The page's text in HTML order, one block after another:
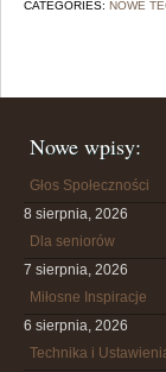
CATEGORIES: NOWE
Nowe wpisy:
Głos Społeczności
8 sierpnia, 2026
Dla seniorów
7 sierpnia, 2026
Miłosne Inspiracje
6 sierpnia, 2026
Technika i